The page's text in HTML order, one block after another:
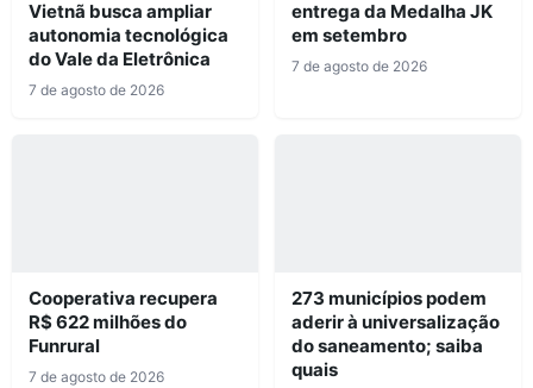
Vietnã busca ampliar
autonomia tecnológica
do Vale da Eletrônica
7 de agosto de 2026
entrega da Medalha JK
em setembro
7 de agosto de 2026
Cooperativa recupera
R$ 622 milhões do
Funrural
7 de agosto de 2026
273 municípios podem
aderir à universalização
do saneamento; saiba
quais